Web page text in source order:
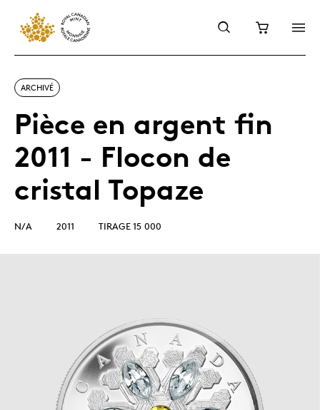
ARCHIVÉ
Pièce en argent fin
2011 - Flocon de
cristal Topaze
N/A 2011 TIRAGE 15 000